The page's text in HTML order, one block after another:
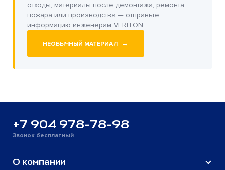
отходы, материалы после демонтажа, ремонта,
пожара или производства — отправьте
информацию инженерам VERITON.
НЕОБЫЧНЫЙ МАТЕРИАЛ →
+7 904 978-78-98
Звонок бесплатный
О компании